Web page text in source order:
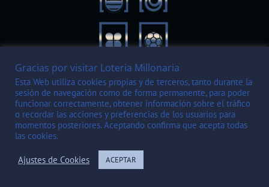
Gracias por visitar Loteria Millonaria
Esta Web utiliza cookies propias y de terceros, tanto durante la
sesión de navegación como de forma permanente, para poder
funcionar correctamente, obtener información sobre el tráfico
o recordar las acciones y preferencias de los usuarios para
momentos posteriores. Aceptando confirma que acepta todas
las cookies.
Ajustes de Cookies ACEPTAR